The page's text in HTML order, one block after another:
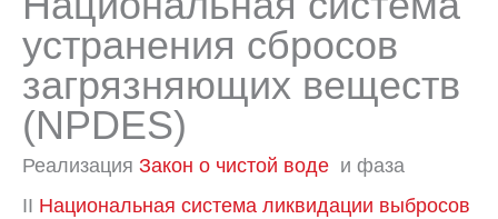
устранения сбросов
загрязняющих веществ
(NPDES)
Реализация Закон о чистой воде и фаза
II Национальная система ликвидации выбросов